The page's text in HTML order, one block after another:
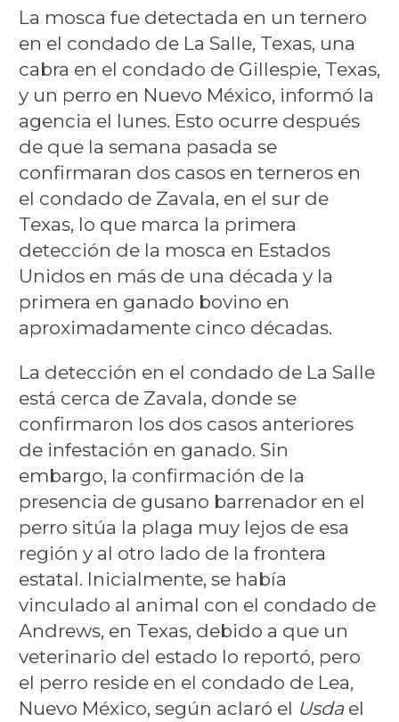
La mosca fue detectada en un ternero
en el condado de La Salle, Texas, una
cabra en el condado de Gillespie, Texas,
y un perro en Nuevo México, informó la
agencia el lunes. Esto ocurre después
de que la semana pasada se
confirmaran dos casos en terneros en
el condado de Zavala, en el sur de
Texas, lo que marca la primera
detección de la mosca en Estados
Unidos en más de una década y la
primera en ganado bovino en
aproximadamente cinco décadas.
La detección en el condado de La Salle
está cerca de Zavala, donde se
confirmaron los dos casos anteriores
de infestación en ganado. Sin
embargo, la confirmación de la
presencia de gusano barrenador en el
perro sitúa la plaga muy lejos de esa
región y al otro lado de la frontera
estatal. Inicialmente, se había
vinculado al animal con el condado de
Andrews, en Texas, debido a que un
veterinario del estado lo reportó, pero
el perro reside en el condado de Lea,
Nuevo México, según aclaró el Usdael